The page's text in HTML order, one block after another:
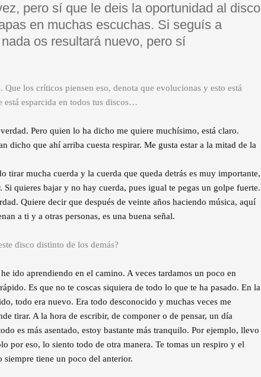
pero sí que le deis la oportunidad al disco
en muchas escuchas. Si seguís a
os resultará nuevo, pero sí
los críticos piensen eso, denota que evolucionas y esto está
está esparcida en todos tus discos…
Pero quien lo ha dicho me quiere muchísimo, está claro.
dicho que ahí arriba cuesta respirar. Me gusta estar a la mitad de la
tirar mucha cuerda y la cuerda que queda detrás es muy importante,
quieres bajar y no hay cuerda, pues igual te pegas un golpe fuerte.
Quiere decir que después de veinte años haciendo música, aquí
a ti y a otras personas, es una buena señal.
disco distinto de los demás?
ido aprendiendo en el camino. A veces tardamos un poco en
Es que no te coscas siquiera de todo lo que te ha pasado. En la
todo era nuevo. Era todo desconocido y muchas veces me
tirar. A la hora de escribir, de componer o de pensar, un día
es más asentado, estoy bastante más tranquilo. Por ejemplo, llevo
por eso, lo siento todo de otra manera. Te tomas un respiro y el
tiene un poco del anterior.